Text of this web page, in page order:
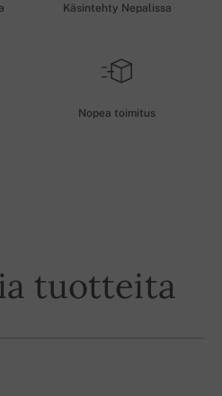
Käsintehty Nepalissa
Nopea toimitus
tuotteita